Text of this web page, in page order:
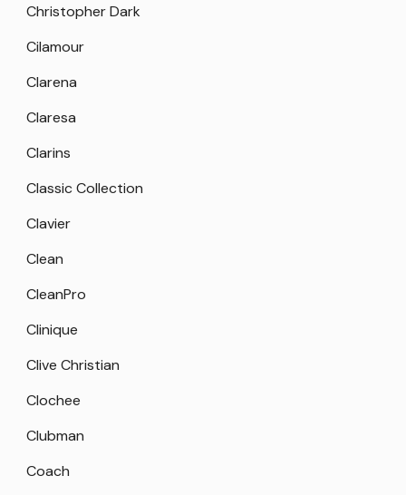
Christopher Dark
Cilamour
Clarena
Claresa
Clarins
Classic Collection
Clavier
Clean
CleanPro
Clinique
Clive Christian
Clochee
Clubman
Coach